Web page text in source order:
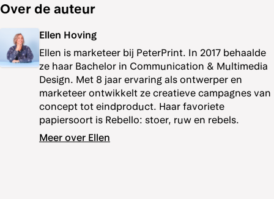
Over de auteur
Ellen Hoving
Ellen is marketeer bij PeterPrint. In 2017 behaalde
ze haar Bachelor in Communication & Multimedia
Design. Met 8 jaar ervaring als ontwerper en
marketeer ontwikkelt ze creatieve campagnes van
concept tot eindproduct. Haar favoriete
papiersoort is Rebello: stoer, ruw en rebels.
Meer over Ellen